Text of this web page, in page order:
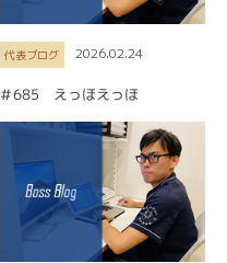
代表ブログ 2026.02.24
＃685 えっほえっほ